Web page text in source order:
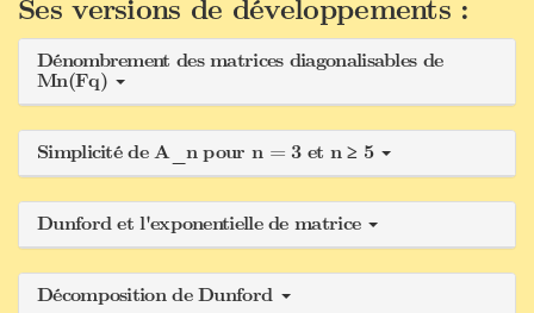
Ses versions de développements :
Dénombrement des matrices diagonalisables de
Mn(Fq)
Simplicité de A_n pour n = 3 et n ≥ 5
Dunford et l'exponentielle de matrice
Décomposition de Dunford